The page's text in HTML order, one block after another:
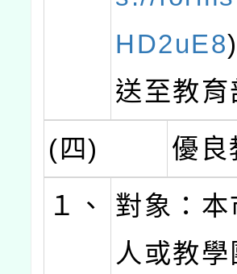
HD2uE8
送至教
(四)
優良
１、
對象：
人或教學